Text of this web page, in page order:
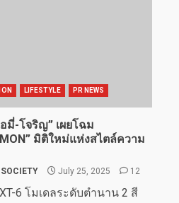
LIFESTYLE PR NEWS
มี่-โจริญ” เผยโฉม
มิติใหม่แห่งสไตล์ความ
July 25, 2025 12
6 โมเดลระดับตำนาน 2 สี